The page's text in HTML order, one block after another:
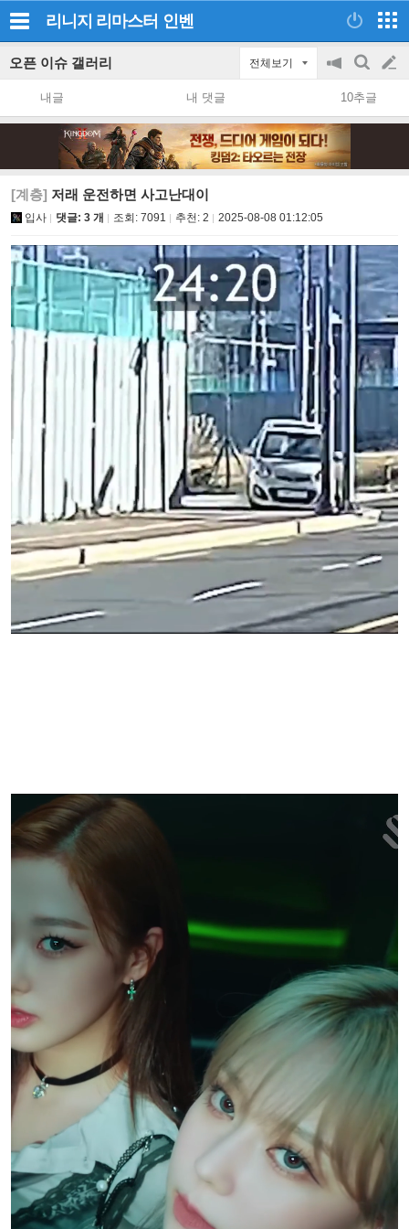
리니지 리마스터 인벤
오픈 이슈 갤러리 전체보기
공
지
on/off
검
색
글
쓰
내글 내 댓글 10추글
[계층] 저래 운전하면 사고난대이
입사 댓글: 3 개 조회: 7091 추천: 2 2025-08-08 01:12:05